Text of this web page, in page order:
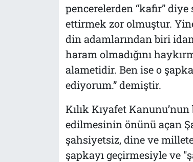
pencerelerden “kafir”
ettirmek zor olmuştur.
din adamlarından biri
haram olmadığını
alametidir. Ben ise o
ediyorum.” demiştir.
Kılık Kıyafet
edilmesinin önünü açan
şahsiyetsiz, dine ve millete
şapkayı geçirmesiyle ve